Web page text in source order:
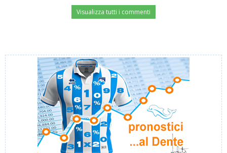
Visualizza tutti i commenti